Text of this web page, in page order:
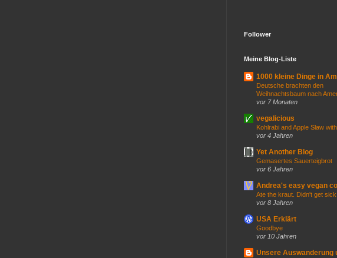
Follower
Meine Blog-Liste
1000 kleine Dinge in
Deutsche brachten den
Weihnachtsbaum nach
vor 7 Monaten
vegalicious
Kohlrabi and Apple Slaw
vor 4 Jahren
Yet Another Blog
Gemasertes Sauerteigbrot
vor 6 Jahren
Andrea's easy vegan
Ate the kraut. Didn't get sick.
vor 8 Jahren
USA Erklärt
Goodbye
vor 10 Jahren
Unsere Auswanderung